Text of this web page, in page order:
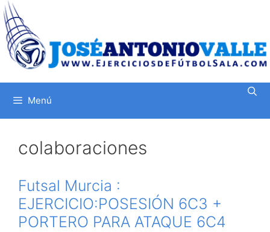
Saltar
al
contenido
Menú
colaboraciones
Futsal Murcia :
EJERCICIO:POSESIÓN 6C3 +
PORTERO PARA ATAQUE 6C4